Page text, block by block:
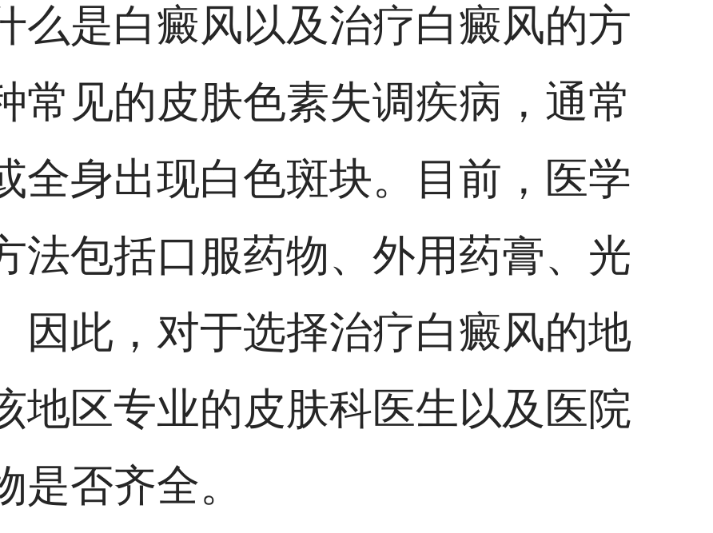
么是白癜风以及治疗白癜风的方
常见的皮肤色素失调疾病，通常
全身出现白色斑块。目前，医学
法包括口服药物、外用药膏、光
因此，对于选择治疗白癜风的地
地区专业的皮肤科医生以及医院
否齐全。